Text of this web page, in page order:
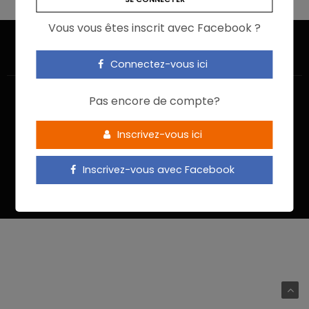
Vous vous êtes inscrit avec Facebook ?
Connectez-vous ici
Pas encore de compte?
Inscrivez-vous ici
Inscrivez-vous avec Facebook
ACCUEIL JE M’INSCRIS
NOUS CONTACTER
MENTIONS LÉGALES
POLITIQUE DE CONFIDENTIALITÉ
Food In Action © 2022